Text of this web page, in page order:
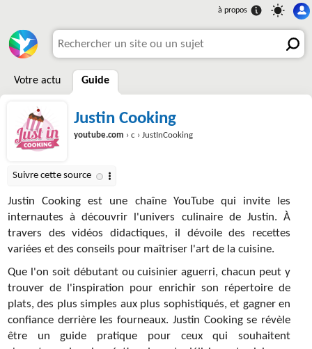
Votre actu Guide
Justin Cooking
youtube.com › c › JustInCooking
Justin Cooking est une chaîne YouTube qui invite les
internautes à découvrir l'univers culinaire de Justin. À
travers des vidéos didactiques, il dévoile des recettes
variées et des conseils pour maîtriser l'art de la cuisine.
Que l'on soit débutant ou cuisinier aguerri, chacun peut y
trouver de l'inspiration pour enrichir son répertoire de
plats, des plus simples aux plus sophistiqués, et gagner en
confiance derrière les fourneaux. Justin Cooking se révèle
être un guide pratique pour ceux qui souhaitent